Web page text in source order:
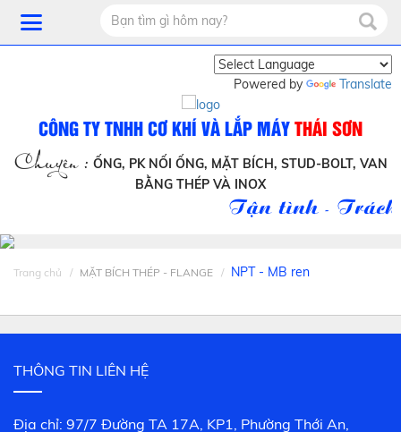
Powered by Translate
CÔNG TY TNHH CƠ KHÍ VÀ LẮP MÁYTHÁI SƠN
Chuyên : ỐNG, PK NỐI ỐNG, MẶT BÍCH, STUD-BOLT, VAN
BẰNG THÉP VÀ INOX
Tận tình -
Trang chủ MẶT BÍCH THÉP - FLANGE NPT - MB ren
THÔNG TIN LIÊN HỆ
Địa chỉ: 97/7 Đường TA 17A, KP1, Phường Thới An,